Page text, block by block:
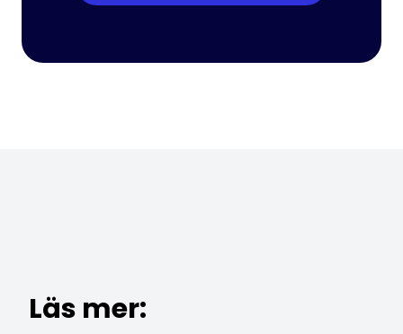
Läs mer: